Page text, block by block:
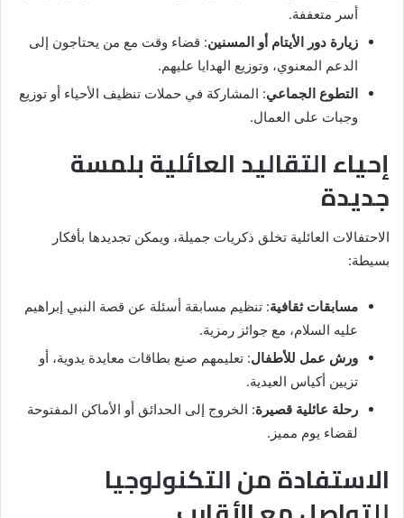
أسر متعففة.
زيارة دور الأيتام أو المسنين: قضاء وقت مع من يحتاجون إلى
الدعم المعنوي، وتوزيع الهدايا عليهم.
التطوع الجماعي: المشاركة في حملات تنظيف الأحياء أو توزيع
وجبات على العمال.
إحياء التقاليد العائلية بلمسة
جديدة
الاحتفالات العائلية تخلق ذكريات جميلة، ويمكن تجديدها بأفكار
بسيطة:
مسابقات ثقافية: تنظيم مسابقة أسئلة عن قصة النبي إبراهيم
عليه السلام، مع جوائز رمزية.
ورش عمل للأطفال: تعليمهم صنع بطاقات معايدة يدوية، أو
تزيين أكياس العيدية.
رحلة عائلية قصيرة: الخروج إلى الحدائق أو الأماكن المفتوحة
لقضاء يوم مميز.
الاستفادة من التكنولوجيا